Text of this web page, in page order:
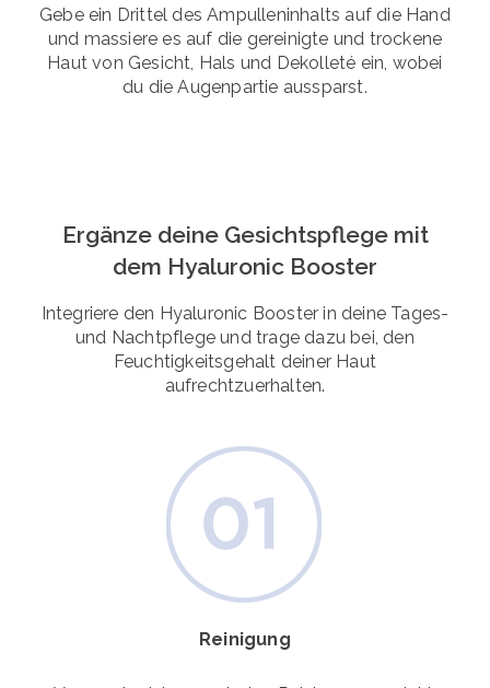
Gebe ein Drittel des Ampulleninhalts auf die Hand
und massiere es auf die gereinigte und trockene
Haut von Gesicht, Hals und Dekolleté ein, wobei
du die Augenpartie aussparst.
Ergänze deine Gesichtspflege mit
dem Hyaluronic Booster
Integriere den Hyaluronic Booster in deine Tages-
und Nachtpflege und trage dazu bei, den
Feuchtigkeitsgehalt deiner Haut
aufrechtzuerhalten.
Reinigung